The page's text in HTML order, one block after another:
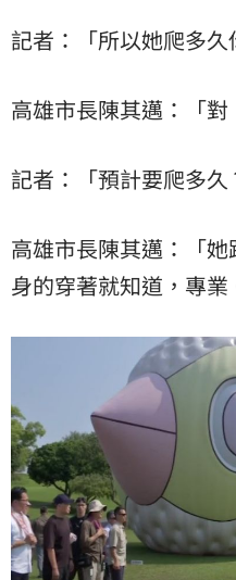
記者：「所以她爬多久
高雄市長陳其邁：「對
記者：「預計要爬多久
高雄市長陳其邁：「
身的穿著就知道，專業